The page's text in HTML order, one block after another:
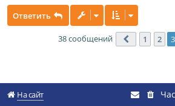
Ответить
38 сообщений Пред.
1 2 3
На сайт